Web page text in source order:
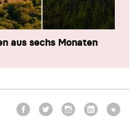
aus sechs Monaten